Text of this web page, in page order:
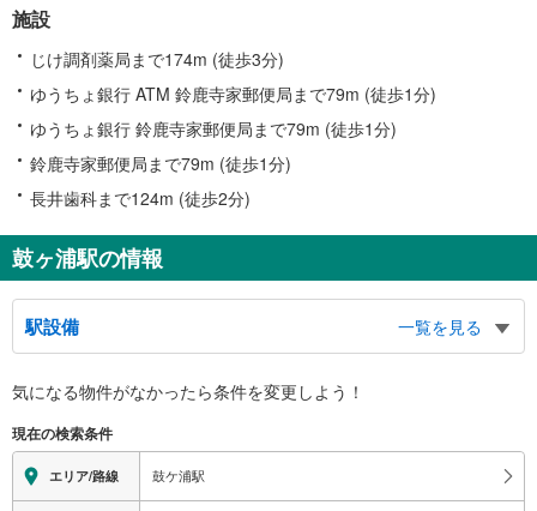
施設
じけ調剤薬局まで174m (徒歩3分)
ゆうちょ銀行 ATM 鈴鹿寺家郵便局まで79m (徒歩1分)
ゆうちょ銀行 鈴鹿寺家郵便局まで79m (徒歩1分)
鈴鹿寺家郵便局まで79m (徒歩1分)
長井歯科まで124m (徒歩2分)
鼓ヶ浦駅の情報
駅設備
一覧を見る
※段差なしでの移動経路
地上⇔改札：○
改札⇔ホーム：
伊勢中川方面行きホーム：○
気になる物件がなかったら条件を変更しよう！
現在の検索条件
エリア/路線 鼓ケ浦駅